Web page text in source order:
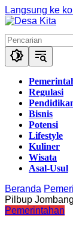
Langsung ke
Regulasi
Bisnis
Potensi
Lifestyle
Kuliner
Wisata
Asal-Usul
Beranda
Pilbup
Pemerintahan